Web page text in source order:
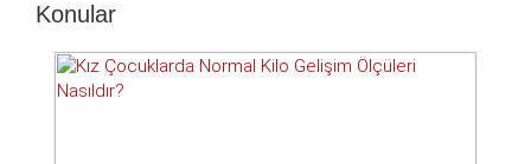
Konular